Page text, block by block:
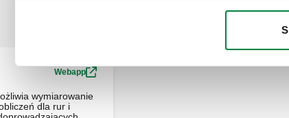
Webapp
wymiarowanie
dla rur i